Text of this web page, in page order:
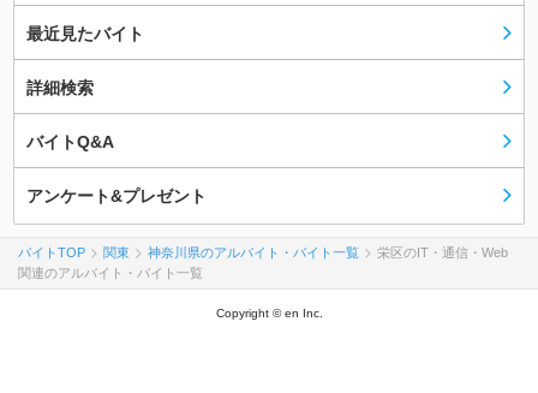
最近見たバイト
詳細検索
バイトQ&A
アンケート&プレゼント
バイトTOP 関東 神奈川県のアルバイト・バイト一覧
栄区のIT・通信・Web
関連のアルバイト・バイト一覧
Copyright © en Inc.